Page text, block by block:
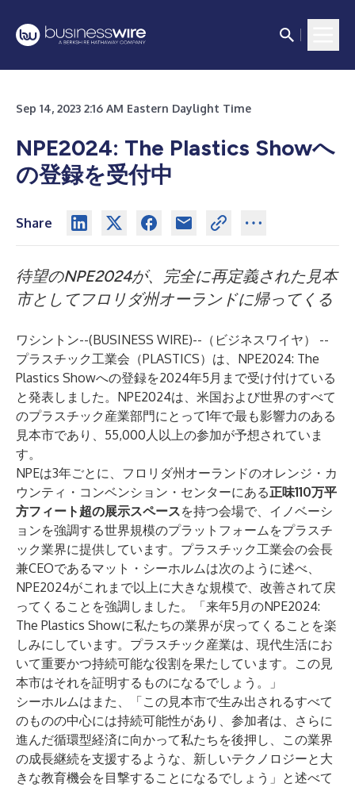
Sep 14, 2023 2:16 AM Eastern Daylight Time
NPE2024: The Plastics Showへ
の登録を受付中
Share
待望のNPE2024が、完全に再定義された見本
市としてフロリダ州オーランドに帰ってくる
ワシントン--(BUSINESS WIRE)-- （ビジネスワイヤ） --
プラスチック工業会（PLASTICS） は、 NPE2024: The
Plastics Showへの登録を2024年5月まで受け付けている
と発表しました。NPE2024は、米国および世界のすべて
のプラスチック産業部門にとって1年で最も影響力のある
見本市であり、55,000人以上の参加が予想されていま
す。
NPEは3年ごとに、フロリダ州オーランドのオレンジ・カ
ウンティ・コンベンション・センターにある正味110万平
方フィート超の展示スペースを持つ会場で、イノベーシ
ョンを強調する世界規模のプラットフォームをプラスチ
ック業界に提供しています。プラスチック工業会の会長
兼CEOであるマット・シーホルムは次のように述べ、
NPE2024がこれまで以上に大きな規模で、改善されて戻
ってくることを強調しました。「来年5月のNPE2024:
The Plastics Showに私たちの業界が戻ってくることを楽
しみにしています。プラスチック産業は、現代生活にお
いて重要かつ持続可能な役割を果たしています。この見
本市はそれを証明するものになるでしょう。」
シーホルムはまた、「この見本市で生み出されるすべて
のものの中心には持続可能性があり、参加者は、さらに
進んだ循環型経済に向かって私たちを後押し、この業界
の成長継続を支援するような、新しいテクノロジーと大
きな教育機会を目撃することになるでしょう」と述べて